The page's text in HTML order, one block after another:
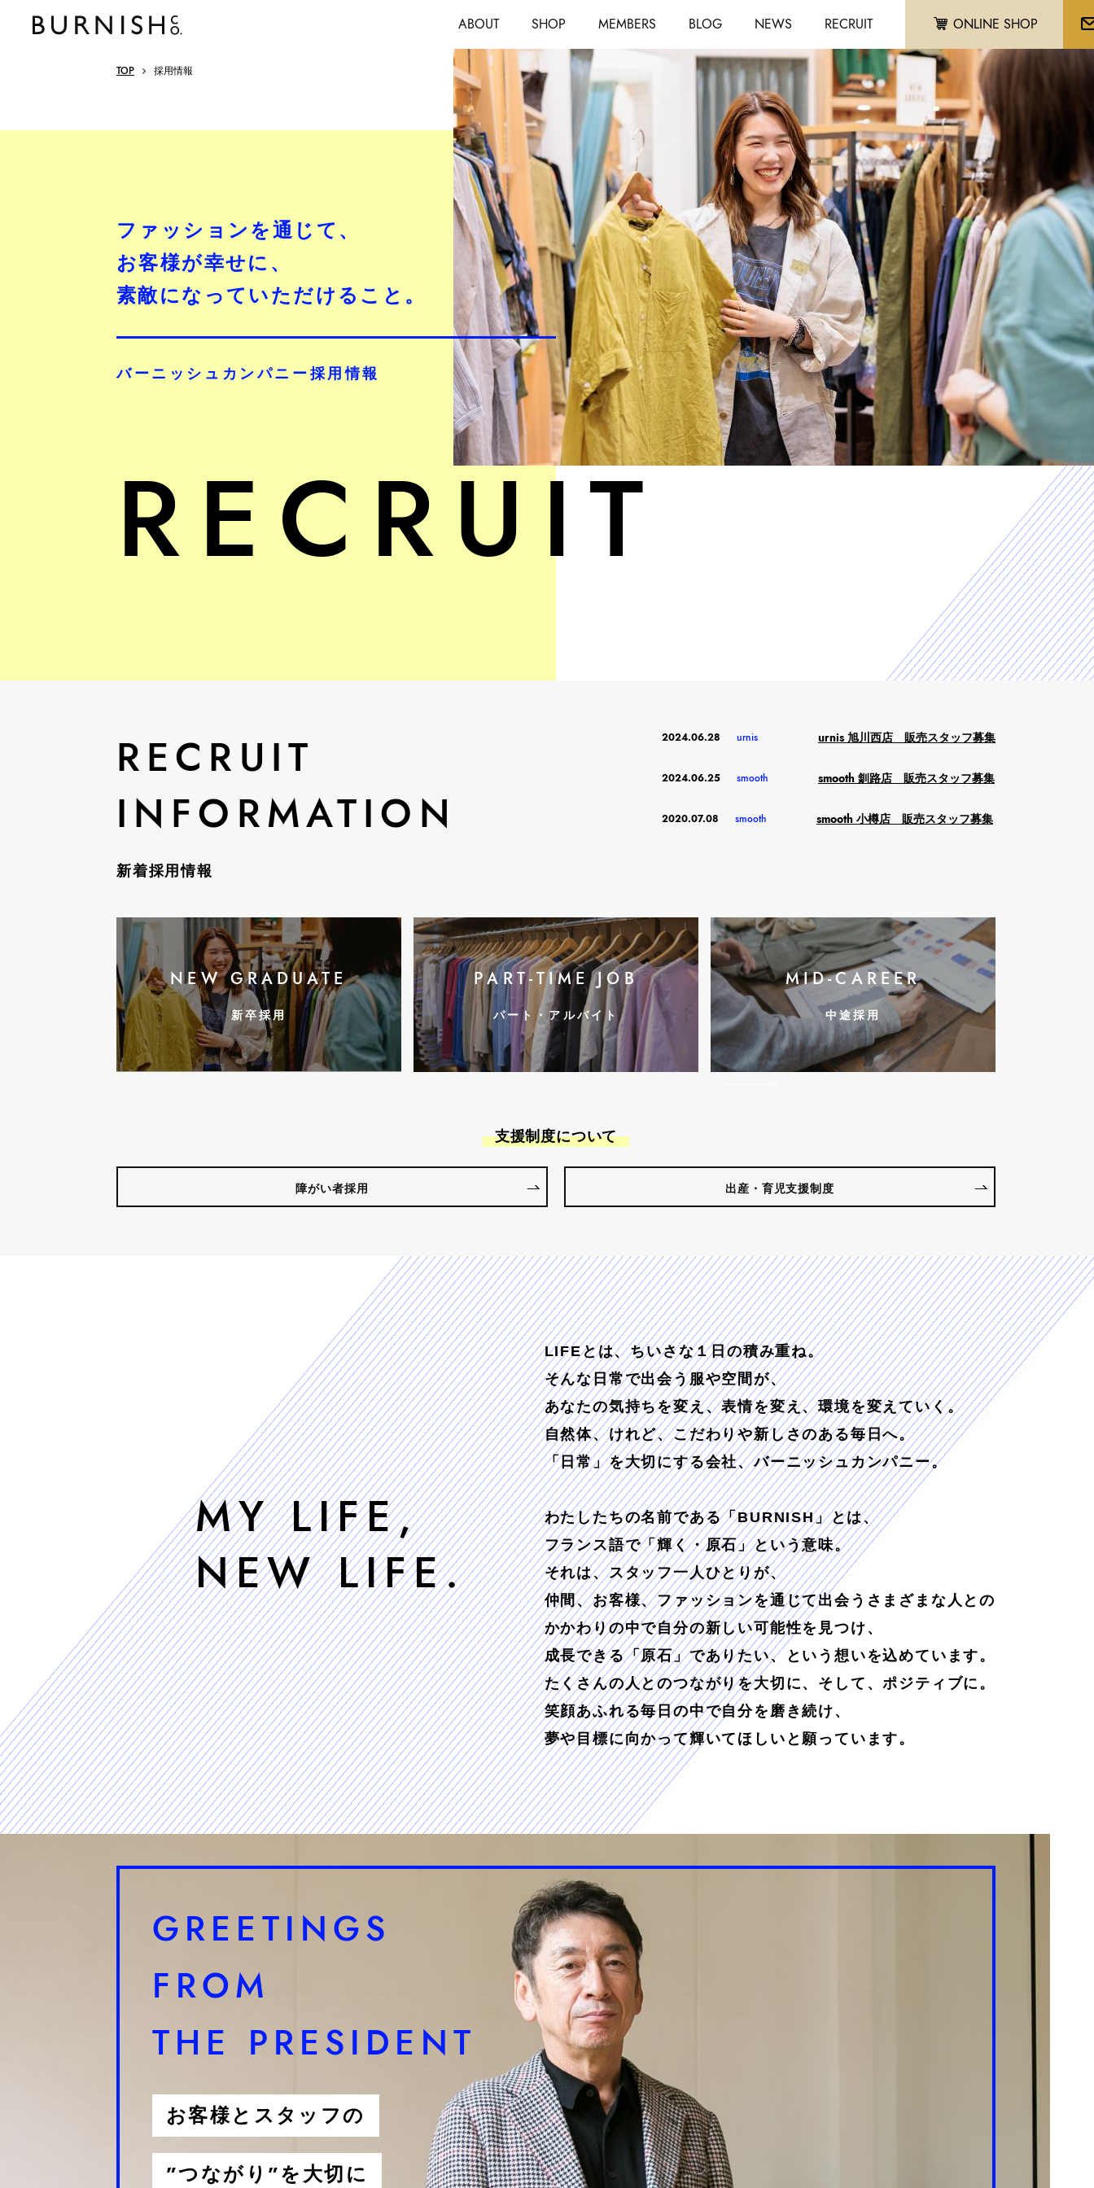
ABOUT SHOP MEMBERS BLOG NEWS RECRUIT ONLINE SHOP
TOP 採用情報
ファッションを通じて、
お客様が幸せに、
素敵になっていただけること。
バーニッシュカンパニー採用情報
RECRUIT
RECRUIT
INFORMATION
新着採用情報
2024.06.28 urnis urnis 旭川西店 販売スタッフ募集
2024.06.25 smooth smooth 釧路店 販売スタッフ募集
2020.07.08 smooth smooth 小樽店 販売スタッフ募集
NEW GRADUATE
新卒採用
PART-TIME JOB
パート・アルバイト
MID-CAREER
中途採用
支援制度について
障がい者採用 出産・育児支援制度
MY LIFE,
NEW LIFE.
LIFEとは、ちいさな１日の積み重ね。
そんな日常で出会う服や空間が、
あなたの気持ちを変え、表情を変え、環境を変えていく。
自然体、けれど、こだわりや新しさのある毎日へ。
「日常」を大切にする会社、バーニッシュカンパニー。
わたしたちの名前である「BURNISH」とは、
フランス語で「輝く・原石」という意味。
それは、スタッフ一人ひとりが、
仲間、お客様、ファッションを通じて出会うさまざまな人との
かかわりの中で自分の新しい可能性を見つけ、
成長できる「原石」でありたい、という想いを込めています。
たくさんの人とのつながりを大切に、そして、ポジティブに。
笑顔あふれる毎日の中で自分を磨き続け、
夢や目標に向かって輝いてほしいと願っています。
GREETINGS
FROM
THE PRESIDENT
お客様とスタッフの
”つながり”を大切に